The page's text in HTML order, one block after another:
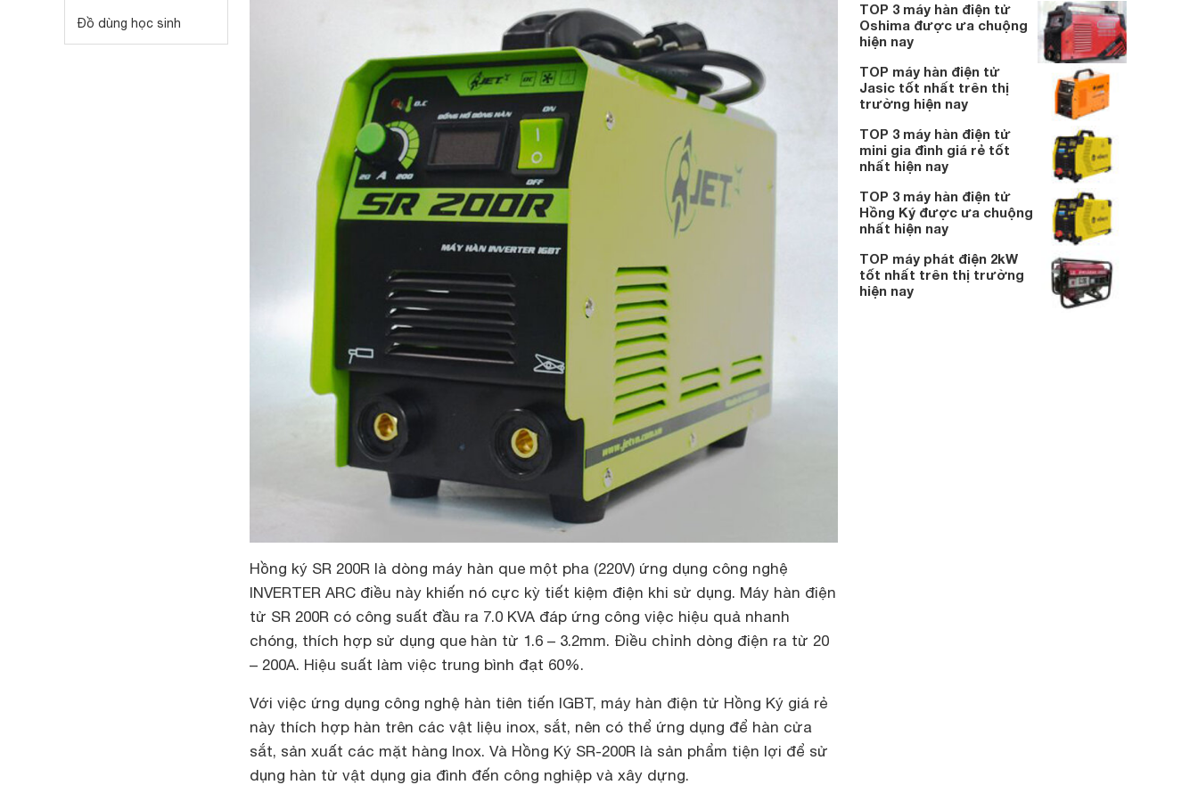
Đồ dùng học sinh
Hồng ký SR 200R là dòng máy hàn que một pha (220V) ứng dụng công nghệ
INVERTER ARC điều này khiến nó cực kỳ tiết kiệm điện khi sử dụng. Máy hàn điện
tử SR 200R có công suất đầu ra 7.0 KVA đáp ứng công việc hiệu quả nhanh
chóng, thích hợp sử dụng que hàn từ 1.6 – 3.2mm. Điều chỉnh dòng điện ra từ 20
– 200A. Hiệu suất làm việc trung bình đạt 60%.
Với việc ứng dụng công nghệ hàn tiên tiến IGBT, máy hàn điện tử Hồng Ký giá rẻ
này thích hợp hàn trên các vật liệu inox, sắt, nên có thể ứng dụng để hàn cửa
sắt, sản xuất các mặt hàng Inox. Và Hồng Ký SR-200R là sản phẩm tiện lợi để sử
dụng hàn từ vật dụng gia đình đến công nghiệp và xây dựng.
TOP 3 máy hàn điện tử
Oshima được ưa chuộng
hiện nay
TOP máy hàn điện tử
Jasic tốt nhất trên thị
trường hiện nay
TOP 3 máy hàn điện tử
mini gia đình giá rẻ tốt
nhất hiện nay
TOP 3 máy hàn điện tử
Hồng Ký được ưa chuộng
nhất hiện nay
TOP máy phát điện 2kW
tốt nhất trên thị trường
hiện nay